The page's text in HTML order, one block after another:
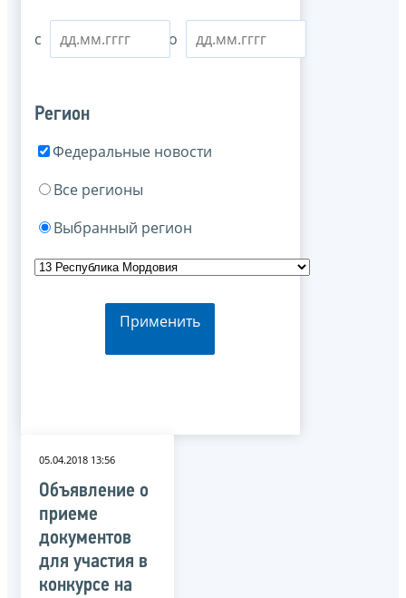
с по
Регион
Федеральные новости
Все регионы
Выбранный регион
Применить
05.04.2018 13:56
Объявление о
приеме
документов
для участия в
конкурсе на